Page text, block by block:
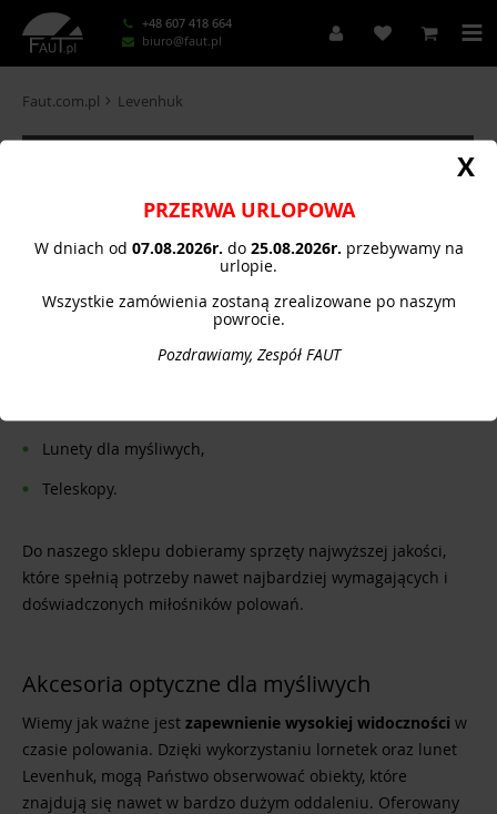
+48 607 418 664
biuro@faut.pl
Faut.com.pl Levenhuk
Myśliwski sprzęt optyczny Levenhuk
Polecamy szeroki asortyment sprzętu optycznego, który
stanowi nieodłączny element polowań, każdego myśliwego.
W naszej ofercie znajdą Państwo następujące sprzęty
Lunety dla myśliwych,
Teleskopy.
Do naszego sklepu dobieramy sprzęty najwyższej jakości,
które spełnią potrzeby nawet najbardziej wymagających i
doświadczonych miłośników polowań.
Akcesoria optyczne dla myśliwych
Wiemy jak ważne jest zapewnienie wysokiej widoczności w
czasie polowania. Dzięki wykorzystaniu lornetek oraz lunet
Levenhuk, mogą Państwo obserwować obiekty, które
znajdują się nawet w bardzo dużym oddaleniu. Oferowany
PRZERWA URLOPOWA
W dniach od 07.08.2026r. do 25.08.2026r. przebywamy na
urlopie.
Wszystkie zamówienia zostaną zrealizowane po naszym
powrocie.
Pozdrawiamy, Zespół FAUT
X